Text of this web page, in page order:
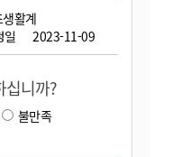
활계
일 2023-11-09
십니까?
불만족